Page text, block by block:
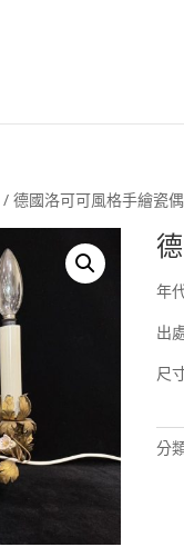
/ 德國洛可可風格手繪瓷
年
出
尺
分